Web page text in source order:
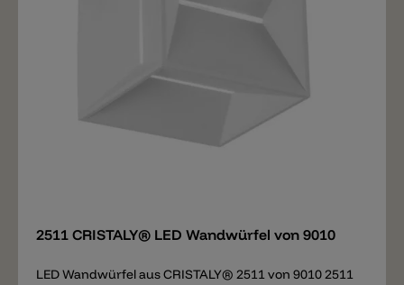
2511 CRISTALY® LED Wandwürfel von 9010
LED Wandwürfel aus CRISTALY® 2511 von 9010 2511